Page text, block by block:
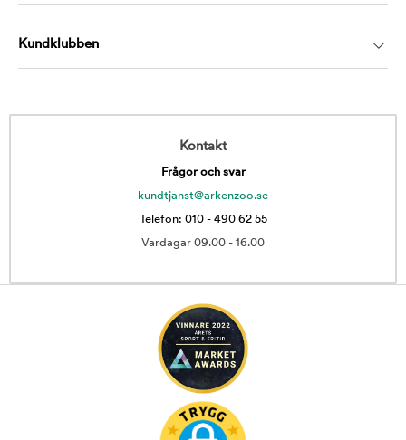
Kundklubben
Kontakt
Frågor och svar
kundtjanst@arkenzoo.se
Telefon: 010 - 490 62 55
Vardagar 09.00 - 16.00